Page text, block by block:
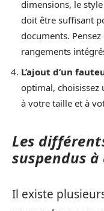
dimensions, le
doit être suffisant
documents.
rangements
L’ajout d’un
optimal, choisissez
à votre taille et à
Les
suspendus
Il existe